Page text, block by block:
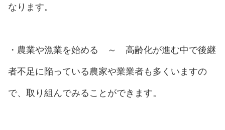
なります。
・農業や漁業を始める ～ 高齢化が進む中で後継
者不足に陥っている農家や業業者も多くいますの
で、取り組んでみることができます。